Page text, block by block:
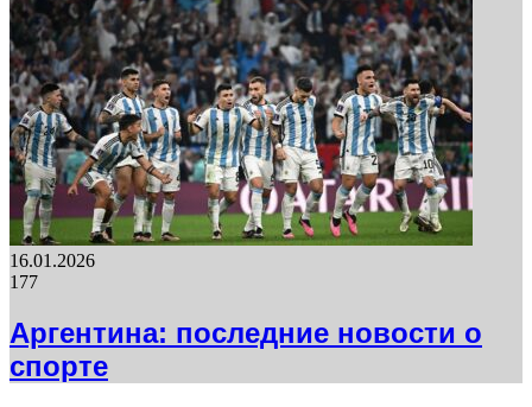
16.01.2026
177
Аргентина: последние новости о
спорте